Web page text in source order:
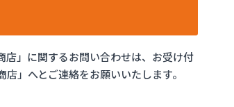
」に関するお問い合わせは、お受け付
」へとご連絡をお願いいたします。